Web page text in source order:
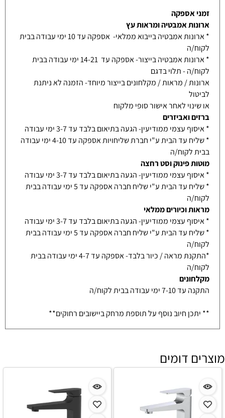
זמני אספקה
ארונות אמבטיה ומראות עץ
* ארונות אמבטיה בייבוא ממלאי- אספקה עד 10 ימי עבודה בבית
לקוח/ה
* ארונות אמבטיה בייצור- אספקה עד 14-21 ימי עבודה בבית
לקוח/ה - תלוי בדגם
ארונות / מראות / מקלחונים בייצור מיוחד- הזמנה לא ניתנת
לביטול
או שינוי לאחר אישור סופי מלקוח
ברזים ואביזרים
* איסוף עצמי ממודיעין- הגעה בתיאום בלבד עד 3-7 ימי עבודה
* שליח עד הבית ע"י חברת שליחויות אספקה עד 4-10 ימי עבודה
בבית לקוח/ה
מוטות פינוק וסט רחצה
* איסוף עצמי ממודיעין- הגעה בתיאום בלבד עד 3-7 ימי עבודה
* שליח עד הבית ע"י שליח חברה אספקה עד 5 ימי עבודה בבית
לקוח/ה
מראות וכיורים ממלאי
* איסוף עצמי ממודיעין- הגעה בתיאום בלבד עד 3-7 ימי עבודה
* שליח עד הבית ע"י שליח חברה אספקה עד 5 ימי עבודה בבית
לקוח/ה
*התקנת מראה / כיור בלבד- אספקה עד 4-7 ימי עבודה בבית
לקוח/ה
מקלחונים
התקנה עד 7-10 ימי עבודה בבית לקוח/ה
** יתכן חיוב נוסף על תוספת מרחק ביישובים רחוקים**
מוצרים דומים